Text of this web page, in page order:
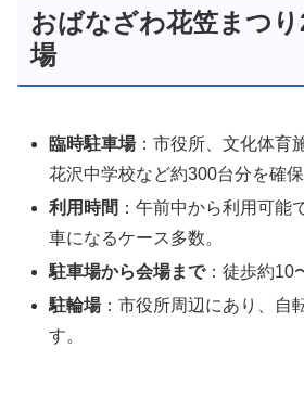
おばなざわ花笠まつ
場
臨時駐車場：市役所、文化体育
花沢中学校など約300台分を確保
利用時間 ：午前中から利用可能
車になるケース多数。
駐車場から会場まで：徒歩約10
駐輪場：市役所周辺にあり、自
す。